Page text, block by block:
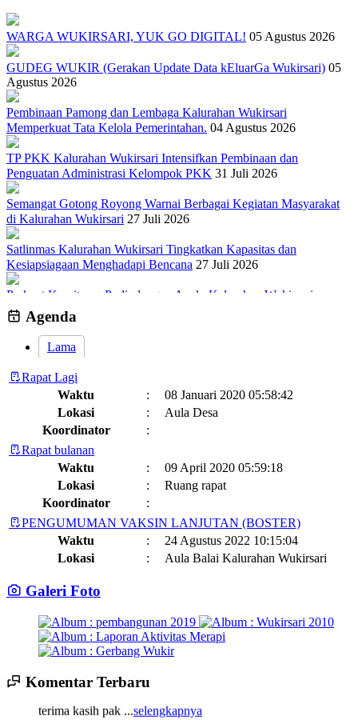
WARGA WUKIRSARI, YUK GO DIGITAL! 05 Agustus 2026
GUDEG WUKIR (Gerakan Update Data kEluarGa Wukirsari) 05
Agustus 2026
Pembinaan Pamong dan Lembaga Kalurahan Wukirsari
Memperkuat Tata Kelola Pemerintahan. 04 Agustus 2026
TP PKK Kalurahan Wukirsari Intensifkan Pembinaan dan
Penguatan Administrasi Kelompok PKK 31 Juli 2026
Semangat Gotong Royong Warnai Berbagai Kegiatan Masyarakat
di Kalurahan Wukirsari 27 Juli 2026
Satlinmas Kalurahan Wukirsari Tingkatkan Kapasitas dan
Kesiapsiagaan Menghadapi Bencana 27 Juli 2026
Perkuat Komitmen Perlindungan Anak, Kalurahan Wukirsari
Menggelar Sosialisasi dan Outbond Desa Ramah Anak
Sumber Hayati dan Non Hayati 10 November 2021
Kronologi Erupsi Merapi tanggal 5 November 2010
Agenda
Lama
Rapat Lagi
Waktu
:
08 Januari 2020 05:58:42
Lokasi
:
Aula Desa
Koordinator
:
Rapat bulanan
Waktu
:
09 April 2020 05:59:18
Lokasi
:
Ruang rapat
Koordinator
:
PENGUMUMAN VAKSIN LANJUTAN (BOSTER)
Waktu
:
24 Agustus 2022 10:15:04
Lokasi
:
Aula Balai Kalurahan Wukirsari
Jadwal dan Agenda Sisir Adminduk Kalurahan Wukirsari
Waktu
:
03 Februari 2023 08:44:13
Lokasi
:
Sisir Adminduk Kalurahan Wukirsari, Kapanewon Cangkringan
Waktu
:
02 Mei 2024 10:24:40
Galeri Foto
Komentar Terbaru
14 Juli 2025 14:17:22